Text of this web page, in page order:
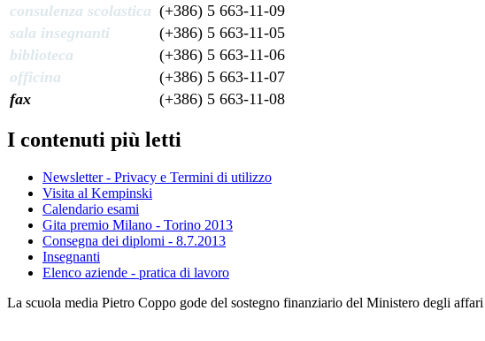
consulenza scolastica (+386) 5 663-11-09
sala insegnanti
(+386) 5 663-11-05
biblioteca
(+386) 5 663-11-06
officina
(+386) 5 663-11-07
fax
(+386) 5 663-11-08
I contenuti più letti
Newsletter - Privacy e Termini di utilizzo
Visita al Kempinski
Calendario esami
Gita premio Milano - Torino 2013
Consegna dei diplomi - 8.7.2013
Insegnanti
Elenco aziende - pratica di lavoro
La scuola media Pietro Coppo gode del sostegno finanziario del Ministero degli